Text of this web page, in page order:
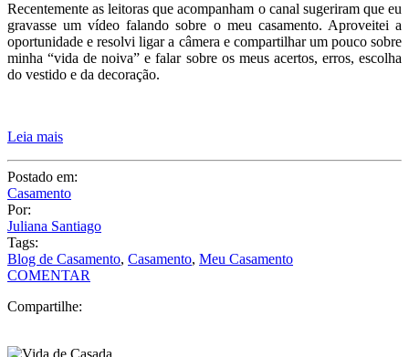
Recentemente as leitoras que acompanham o canal sugeriram que eu
gravasse um vídeo falando sobre o meu casamento. Aproveitei a
oportunidade e resolvi ligar a câmera e compartilhar um pouco sobre
minha “vida de noiva” e falar sobre os meus acertos, erros, escolha
do vestido e da decoração.
Leia mais
Postado em:
Casamento
Por:
Juliana Santiago
Tags:
Blog de Casamento, Casamento, Meu Casamento
COMENTAR
Compartilhe: